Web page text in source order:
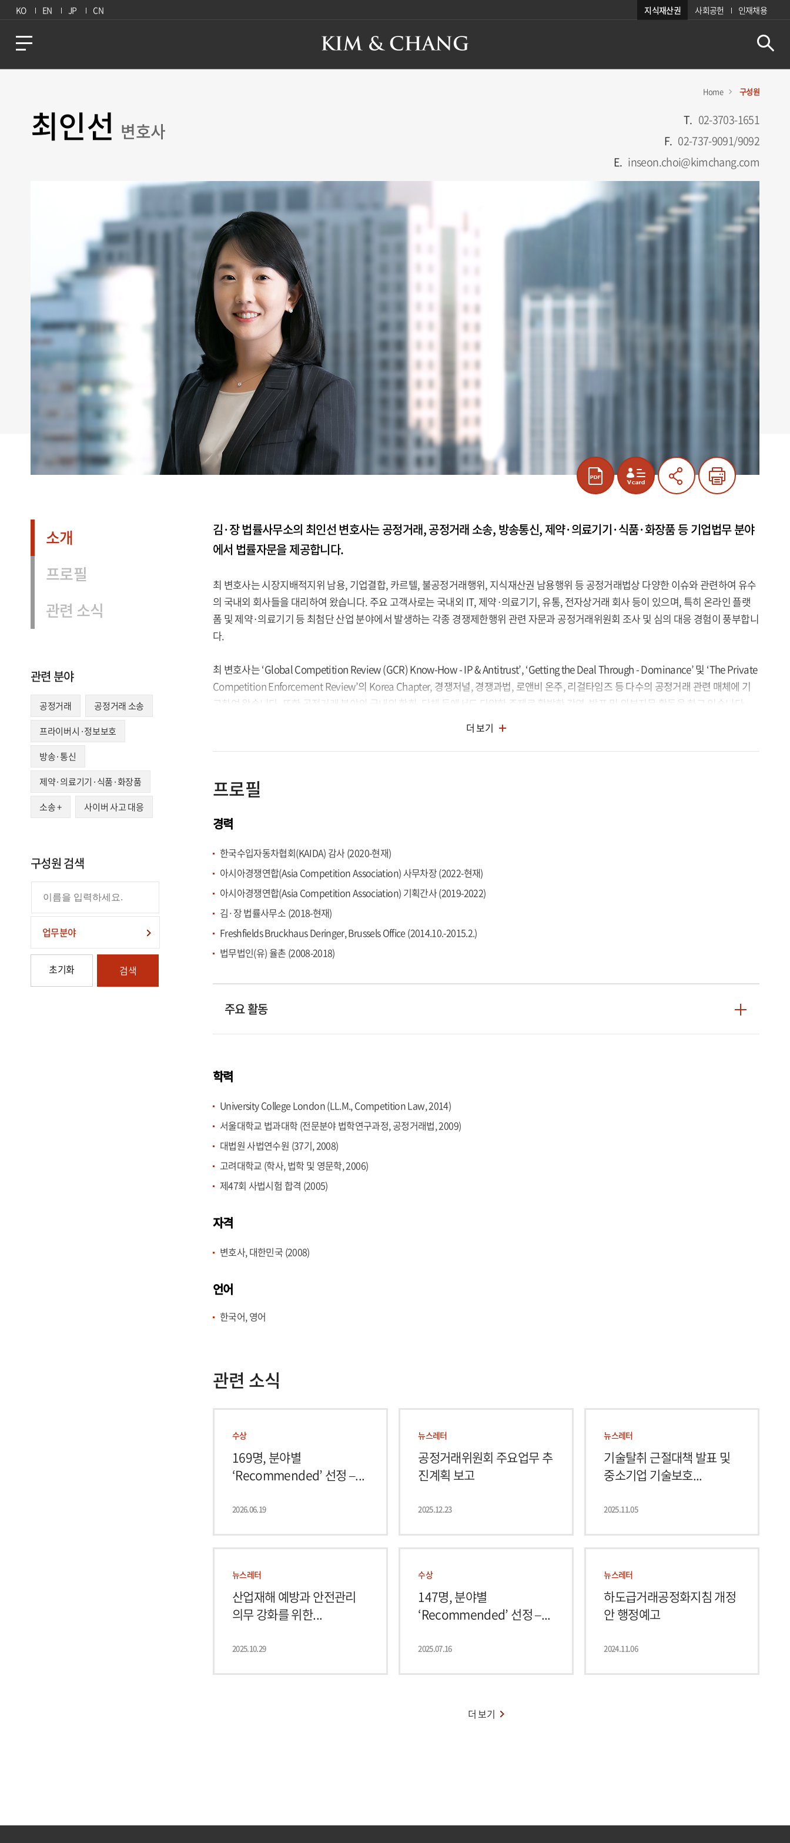
KO EN JP CN 지식재산권 사회공헌 인재채용
Home 구성원
최인선 변호사 T. 02-3703-1651
F. 02-737-9091/9092
E. inseon.choi@kimchang.com
소개
프로필
관련 소식
관련 분야
공정거래
공정거래 소송
프라이버시·정보보호
방송·통신
제약·의료기기·식품·화장품
소송+ 사이버 사고 대응
구성원 검색
업무분야
초기화 검색
김·장 법률사무소의 최인선 변호사는 공정거래, 공정거래 소송, 방송통신, 제약·의료기기·식품·화장품 등 기업법무 분야
에서 법률자문을 제공합니다.
최 변호사는 시장지배적지위 남용, 기업결합, 카르텔, 불공정거래행위, 지식재산권 남용행위 등 공정거래법상 다양한 이슈와 관련하여 유수
의 국내외 회사들을 대리하여 왔습니다. 주요 고객사로는 국내외 IT, 제약·의료기기, 유통, 전자상거래 회사 등이 있으며, 특히 온라인 플랫
폼 및 제약·의료기기 등 최첨단 산업 분야에서 발생하는 각종 경쟁제한행위 관련 자문과 공정거래위원회 조사 및 심의 대응 경험이 풍부합니
다.
최 변호사는 ‘Global Competition Review (GCR) Know-How - IP & Antitrust’, ‘Getting the Deal Through - Dominance’ 및 ‘The Private
Competition Enforcement Review’의 Korea Chapter, 경쟁저널, 경쟁과법, 로앤비 온주, 리걸타임즈 등 다수의 공정거래 관련 매체에 기
고하여 왔습니다. 또한 공정거래 분야의 국내외 학회, 단체 등에서도 다양한 주제로 활발한 강연, 발표 및 외부자문 활동을 하고 있습니다.
최 변호사는 2014년 University College London에서 경쟁법 석사학위(LL.M. in competition law)를 취득하였으며, 2014년 10월부터 2015
년 2월까지 Freshfields Bruckhaus Deringer의 Brussels 사무소에서 방문 변호사로 근무한 바 있습니다.
최 변호사는 ‘Lexology Index: Thought Leaders - Competition’ 에서 공정거래 분야의 Thought Leader 로 선정되었고(2023-2025년),
(2020-2024년). 2022년에는 IFLR Rising Stars Awards 2022 Asia-Pacific에서 Jurisdictions Awards: South Korea 및 Practice Area
2023년에는 Rising star로 선정되기도 하였습니다.
더 보기
프로필
경력
한국수입자동차협회(KAIDA) 감사 (2020-현재)
아시아경쟁연합(Asia Competition Association) 사무차장 (2022-현재)
아시아경쟁연합(Asia Competition Association) 기획간사 (2019-2022)
김·장 법률사무소 (2018-현재)
Freshfields Bruckhaus Deringer, Brussels Office (2014.10.-2015.2.)
법무법인(유) 율촌 (2008-2018)
주요 활동
학력
University College London (LL.M., Competition Law, 2014)
서울대학교 법과대학 (전문분야 법학연구과정, 공정거래법, 2009)
대법원 사법연수원 (37기, 2008)
고려대학교 (학사, 법학 및 영문학, 2006)
제47회 사법시험 합격 (2005)
자격
변호사, 대한민국 (2008)
언어
한국어, 영어
관련 소식
수상
169명, 분야별
‘Recommended’ 선정 –...
2026.06.19
뉴스레터
공정거래위원회 주요업무 추
진계획 보고
2025.12.23
뉴스레터
기술탈취 근절대책 발표 및
중소기업 기술보호...
2025.11.05
뉴스레터
산업재해 예방과 안전관리
의무 강화를 위한...
2025.10.29
수상
147명, 분야별
‘Recommended’ 선정 –...
2025.07.16
뉴스레터
하도급거래공정화지침 개정
안 행정예고
2024.11.06
더 보기